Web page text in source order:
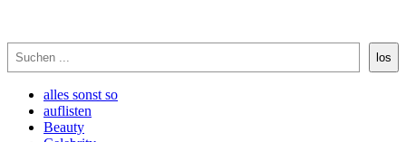
Suchen
los
alles sonst so
auflisten
Beauty